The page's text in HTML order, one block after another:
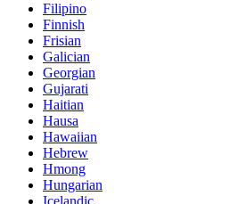
Filipino
Finnish
Frisian
Galician
Georgian
Gujarati
Haitian
Hausa
Hawaiian
Hebrew
Hmong
Hungarian
Icelandic